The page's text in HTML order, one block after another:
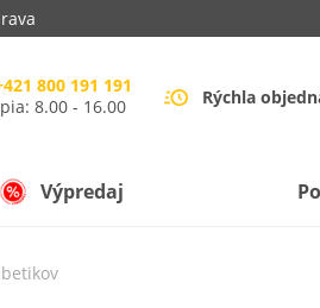
800 191 191
8.00 - 16.00
Rýchla
Výpredaj